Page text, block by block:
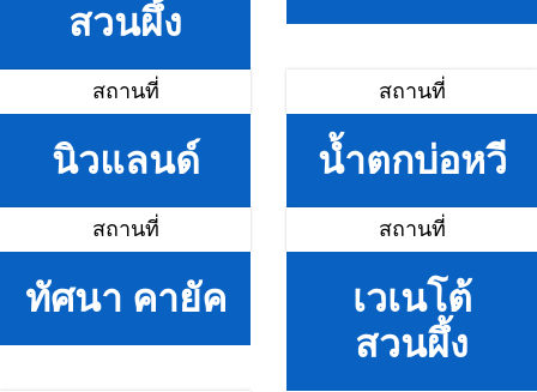
สวนผึ้ง
สถานที่
นิวแลนด์
สถานที่
น้ำตกบ่อหวี
สถานที่
ทัศนา คายัค
สถานที่
เวเนโต้
สวนผึ้ง